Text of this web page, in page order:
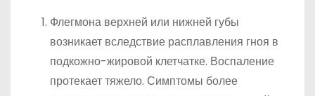
Флегмона верхней или нижней губы
возникает вследствие расплавления гноя в
подкожно-жировой клетчатке. Воспаление
протекает тяжело. Симптомы более